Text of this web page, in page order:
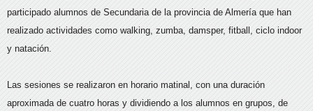
participado alumnos de Secundaria de la provincia de Almería que han
realizado actividades como walking, zumba, damsper, fitball, ciclo indoor
y natación.
Las sesiones se realizaron en horario matinal, con una duración
aproximada de cuatro horas y dividiendo a los alumnos en grupos, de